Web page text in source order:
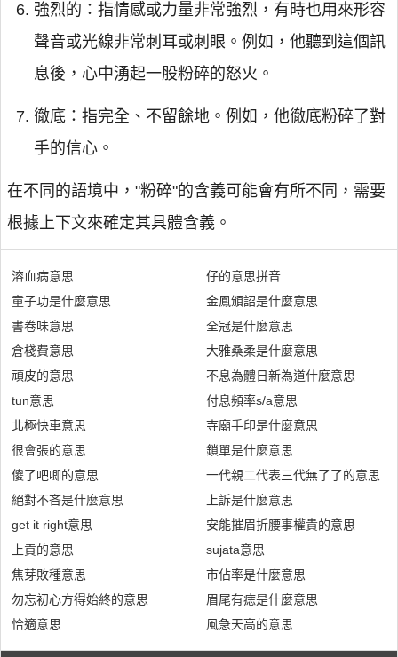
強烈的：指情感或力量非常強烈，有時也用來形容
聲音或光線非常刺耳或刺眼。例如，他聽到這個訊
息後，心中湧起一股粉碎的怒火。
徹底：指完全、不留餘地。例如，他徹底粉碎了對
手的信心。
在不同的語境中，"粉碎"的含義可能會有所不同，需要
根據上下文來確定其具體含義。
溶血病意思
童子功是什麼意思
書卷味意思
倉棧費意思
頑皮的意思
tun意思
北極快車意思
很會張的意思
傻了吧唧的意思
絕對不吝是什麼意思
get it right意思
上貢的意思
焦芽敗種意思
勿忘初心方得始終的意思
恰適意思
仔的意思拼音
金鳳頒詔是什麼意思
全冠是什麼意思
大雅桑柔是什麼意思
不息為體日新為道什麼意思
付息頻率s/a意思
寺廟手印是什麼意思
鎖單是什麼意思
一代親二代表三代無了了的意思
上訴是什麼意思
安能摧眉折腰事權貴的意思
sujata意思
市佔率是什麼意思
眉尾有痣是什麼意思
風急天高的意思